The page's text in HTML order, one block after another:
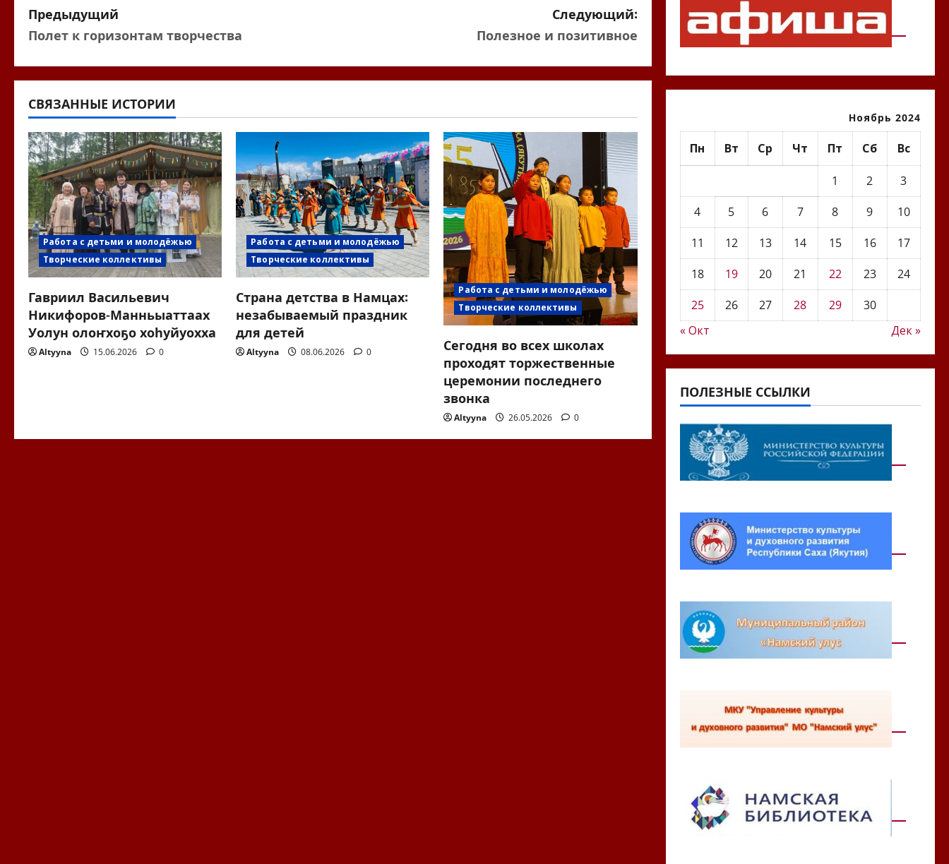
Н
а
в
и
г
а
ц
и
я
п
о
з
и
Предыдущий
Полет к горизонтам творчества
Следующий:
Полезное и позитивное
СВЯЗАННЫЕ ИСТОРИИ
Работа с детьми и молодёжью
Творческие коллективы
Гавриил Васильевич
Никифоров-Манньыаттаах
Уолун олоҥхоҕо хоһуйуохха
Altyyna 15.06.2026 0
Работа с детьми и молодёжью
Творческие коллективы
Страна детства в Намцах:
незабываемый праздник
для детей
Altyyna 08.06.2026 0
Работа с детьми и молодёжью
Творческие коллективы
Сегодня во всех школах
проходят торжественные
церемонии последнего
звонка
Altyyna 26.05.2026 0
Ноябрь 2024
Пн Вт Ср Чт Пт Сб Вс
1 2
3
4
5 6 7 8 9
10
11
12 13 14 15 16
17
18
19 20 21 22 23
24
25
26 27 28 29
30
« Окт
Дек »
ПОЛЕЗНЫЕ ССЫЛКИ